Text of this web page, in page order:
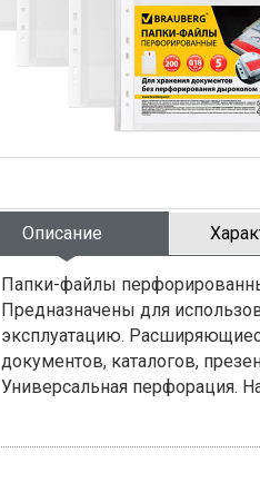
Описание
Папки-файлы
Предназначены для
эксплуатацию.
документов, каталогов,
Универсальная перфорация.